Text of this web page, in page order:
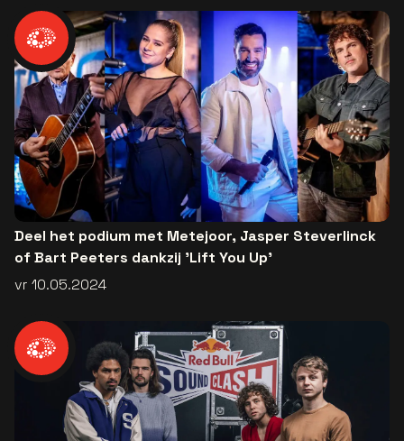
Deel het podium met Metejoor, Jasper Steverlinck
of Bart Peeters dankzij 'Lift You Up'
vr 10.05.2024